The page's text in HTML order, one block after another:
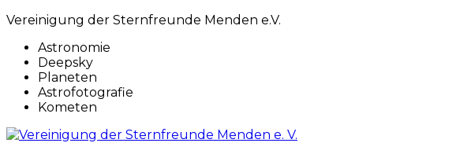
Vereinigung der Sternfreunde Menden e.V.
Astronomie
Deepsky
Planeten
Astrofotografie
Kometen